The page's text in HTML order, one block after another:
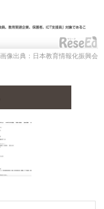
画像出典：日本教育情報化振興会